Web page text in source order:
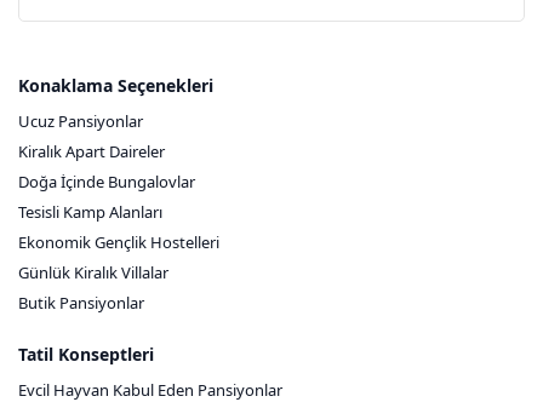
Konaklama Seçenekleri
Ucuz Pansiyonlar
Kiralık Apart Daireler
Doğa İçinde Bungalovlar
Tesisli Kamp Alanları
Ekonomik Gençlik Hostelleri
Günlük Kiralık Villalar
Butik Pansiyonlar
Tatil Konseptleri
Evcil Hayvan Kabul Eden Pansiyonlar